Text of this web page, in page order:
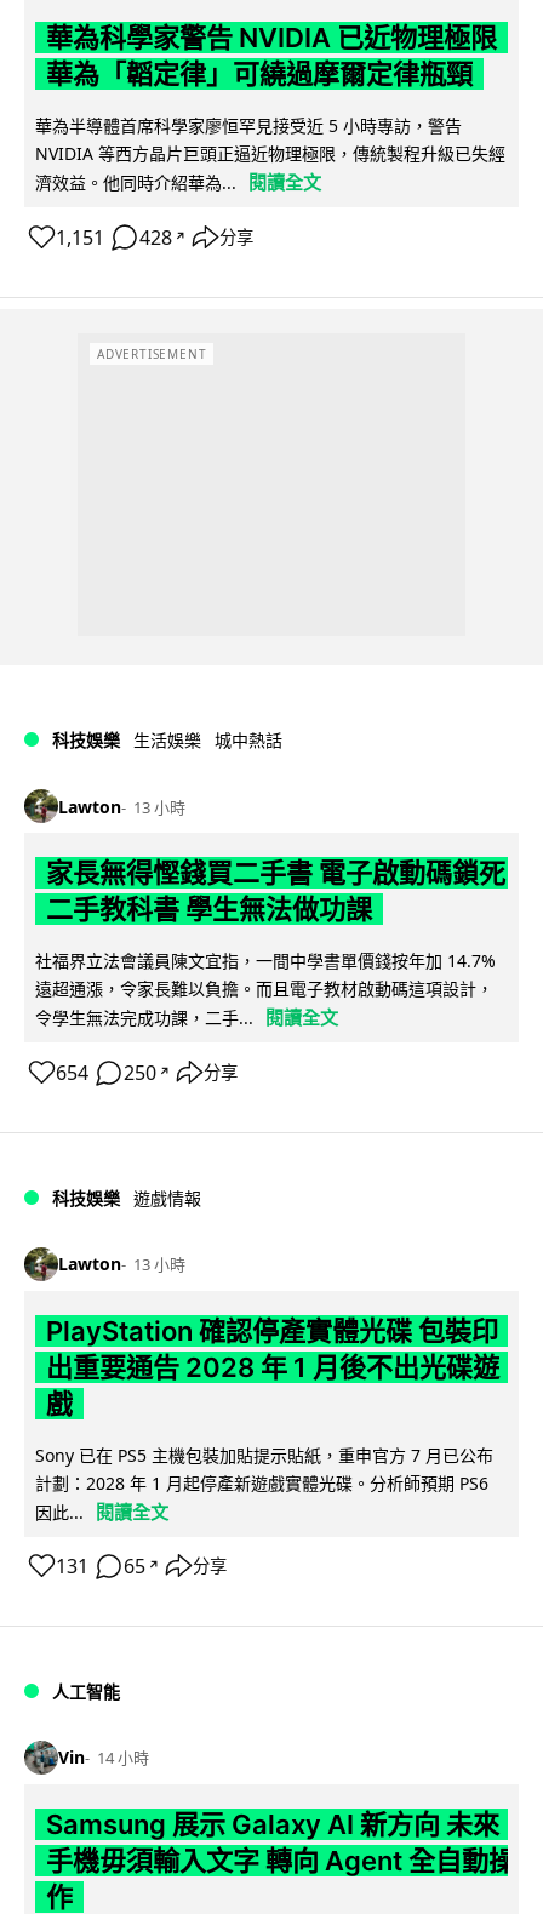
華為科學家警告 NVIDIA 已近物理極限
華為「韜定律」可繞過摩爾定律瓶頸
華為半導體首席科學家廖恒罕見接受近 5 小時專訪，警告
NVIDIA 等西方晶片巨頭正逼近物理極限，傳統製程升級已失經
濟效益。他同時介紹華為...
閱讀全文
1,151 428 ↗ 分享
ADVERTISEMENT
科技娛樂 生活娛樂 城中熱話
Lawton 13 小時
家長無得慳錢買二手書 電子啟動碼鎖死
二手教科書 學生無法做功課
社福界立法會議員陳文宜指，一間中學書單價錢按年加 14.7%
遠超通漲，令家長難以負擔。而且電子教材啟動碼這項設計，
令學生無法完成功課，二手...
閱讀全文
654 250 ↗ 分享
科技娛樂 遊戲情報
Lawton 13 小時
PlayStation 確認停產實體光碟 包裝印
出重要通告 2028 年 1 月後不出光碟遊
戲
Sony 已在 PS5 主機包裝加貼提示貼紙，重申官方 7 月已公布
計劃：2028 年 1 月起停產新遊戲實體光碟。分析師預期 PS6
因此...
閱讀全文
131 65 ↗ 分享
人工智能
Vin 14 小時
Samsung 展示 Galaxy AI 新方向 未來
手機毋須輸入文字 轉向 Agent 全自動操
作